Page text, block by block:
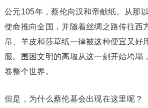
公元105年，蔡伦向汉和帝献纸。从那
使命推向全国，并随着丝绸之路传往西
帛、羊皮和莎草纸一律被这种便宜又好
服。围困文明的高堰从这一刻开始垮塌
卷整个世界。
但是，为什么蔡伦墓会出现在这里呢？